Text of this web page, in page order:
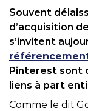
Souvent
d’acquisition
s’invitent
Pinterest sont
liens à part
Comme le dit